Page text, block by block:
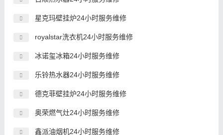
星克玛壁挂炉24小时服务维修
royalstar洗衣机24小时服务维修
冰诺玺冰箱24小时服务维修
乐铃热水器24小时服务维修
德克菲壁挂炉24小时服务维修
奥荣燃气灶24小时服务维修
鑫派油烟机24小时服务维修